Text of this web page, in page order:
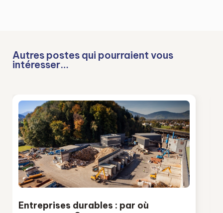
Autres postes qui pourraient vous
intéresser…
Entreprises durables : par où